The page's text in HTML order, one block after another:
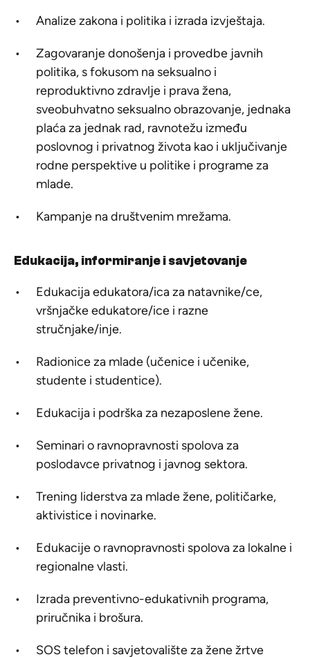
Analize zakona i politika i izrada izvještaja.
Zagovaranje donošenja i provedbe javnih
politika, s fokusom na seksualno i
reproduktivno zdravlje i prava žena,
sveobuhvatno seksualno obrazovanje, jednaka
plaća za jednak rad, ravnotežu između
poslovnog i privatnog života kao i uključivanje
rodne perspektive u politike i programe za
mlade.
Kampanje na društvenim mrežama.
Edukacija, informiranje i savjetovanje
Edukacija edukatora/ica za natavnike/ce,
vršnjačke edukatore/ice i razne
stručnjake/inje.
Radionice za mlade (učenice i učenike,
studente i studentice).
Edukacija i podrška za nezaposlene žene.
Seminari o ravnopravnosti spolova za
poslodavce privatnog i javnog sektora.
Trening liderstva za mlade žene, političarke,
aktivistice i novinarke.
Edukacije o ravnopravnosti spolova za lokalne i
regionalne vlasti.
Izrada preventivno-edukativnih programa,
priručnika i brošura.
SOS telefon i savjetovalište za žene žrtve